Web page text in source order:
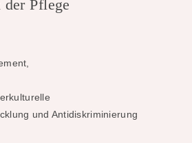
Pflege
und Antidiskriminierung